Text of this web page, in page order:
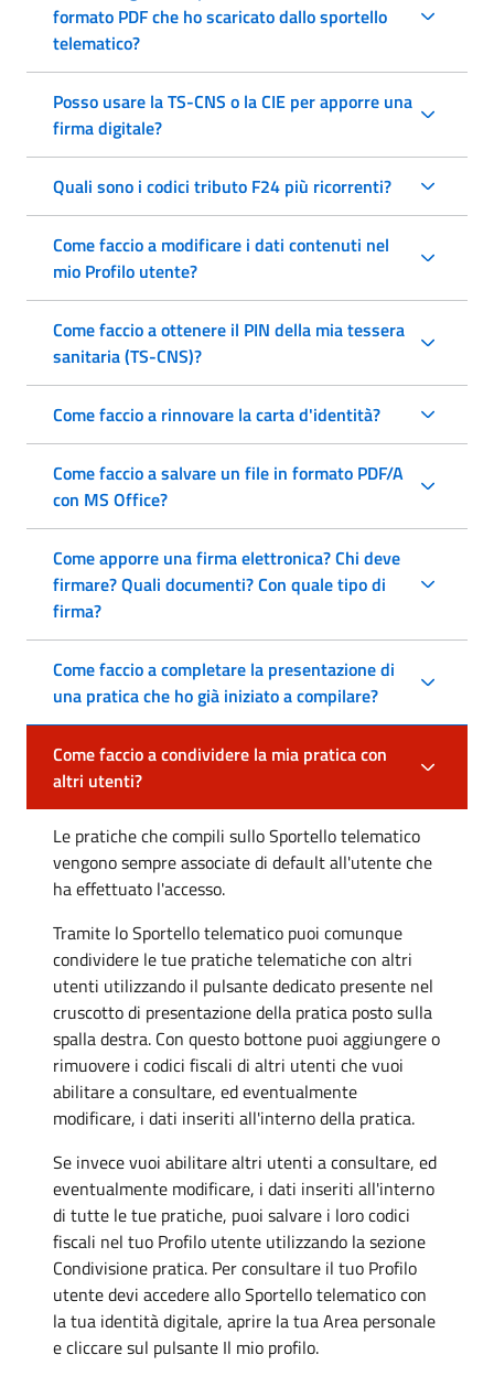
formato PDF che ho scaricato dallo sportello
telematico?
Posso usare la TS-CNS o la CIE per apporre una
firma digitale?
Quali sono i codici tributo F24 più ricorrenti?
Come faccio a modificare i dati contenuti nel
mio Profilo utente?
Come faccio a ottenere il PIN della mia tessera
sanitaria (TS-CNS)?
Come faccio a rinnovare la carta d'identità?
Come faccio a salvare un file in formato PDF/A
con MS Office?
Come apporre una firma elettronica? Chi deve
firmare? Quali documenti? Con quale tipo di
firma?
Come faccio a completare la presentazione di
una pratica che ho già iniziato a compilare?
Come faccio a condividere la mia pratica con
altri utenti?
Le pratiche che compili sullo Sportello telematico
vengono sempre associate di default all'utente che
ha effettuato l'accesso.
Tramite lo Sportello telematico puoi comunque
condividere le tue pratiche telematiche con altri
utenti utilizzando il pulsante dedicato presente nel
cruscotto di presentazione della pratica posto sulla
spalla destra. Con questo bottone puoi aggiungere o
rimuovere i codici fiscali di altri utenti che vuoi
abilitare a consultare, ed eventualmente
modificare, i dati inseriti all'interno della pratica.
Se invece vuoi abilitare altri utenti a consultare, ed
eventualmente modificare, i dati inseriti all'interno
di tutte le tue pratiche, puoi salvare i loro codici
fiscali nel tuo Profilo utente utilizzando la sezione
Condivisione pratica. Per consultare il tuo Profilo
utente devi accedere allo Sportello telematico con
la tua identità digitale, aprire la tua Area personale
e cliccare sul pulsante Il mio profilo.